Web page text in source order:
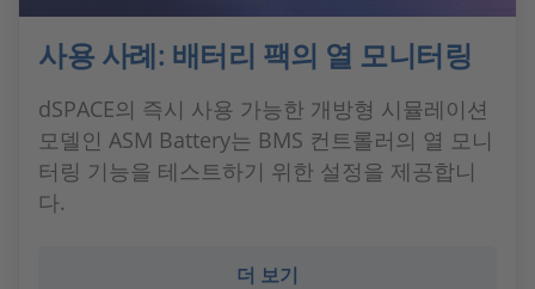
사용 사례: 배터리 팩의 열 모니터링
dSPACE의 즉시 사용 가능한 개방형 시뮬레이션
모델인 ASM Battery는 BMS 컨트롤러의 열 모니
터링 기능을 테스트하기 위한 설정을 제공합니
다.
더 보기